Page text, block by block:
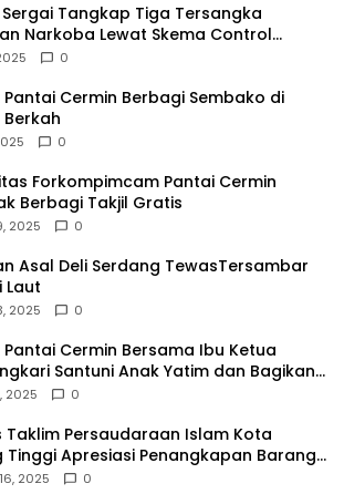
Sergai Tangkap Tiga Tersangka
Narkoba Lewat Skema Control
0
Pantai Cermin Berbagi Sembako di
0
Forkompimcam Pantai Cermin
Kompak Berbagi Takjil Gratis
2025 0
Asal Deli Serdang TewasTersambar
Laut
2025 0
Pantai Cermin Bersama Ibu Ketua
Santuni Anak Yatim dan Bagikan
2025 0
Taklim Persaudaraan Islam Kota
Tinggi Apresiasi Penangkapan Barang
2025 0